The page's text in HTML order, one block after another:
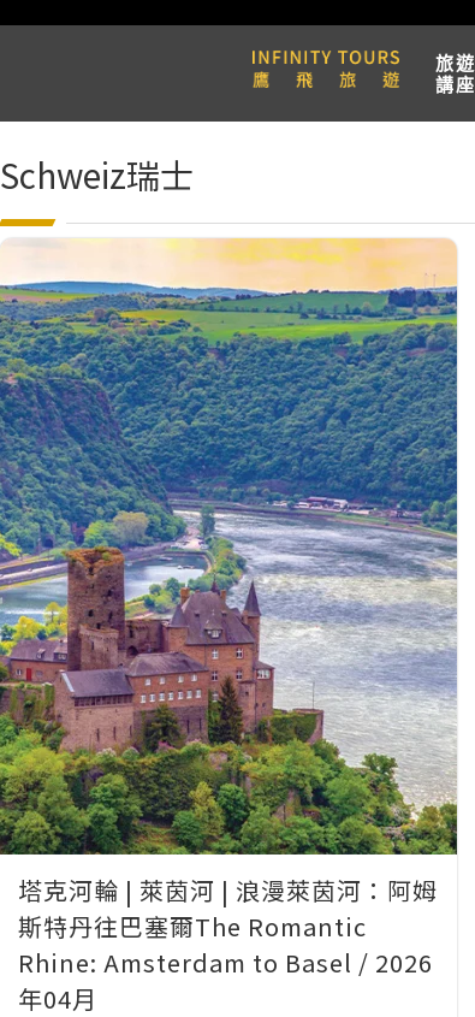
旅遊
講座
Schweiz瑞士
塔克河輪 | 萊茵河 | 浪漫萊茵河：阿姆
斯特丹往巴塞爾The Romantic
Rhine: Amsterdam to Basel / 2026
年04月